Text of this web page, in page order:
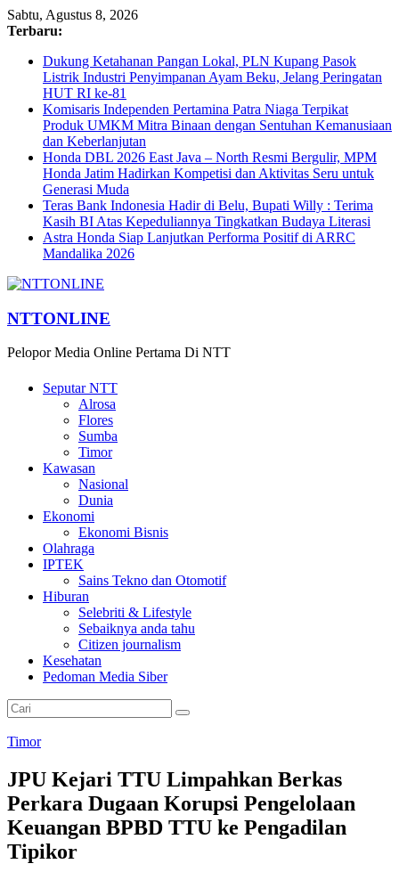
Sabtu, Agustus 8, 2026
Terbaru:
Dukung Ketahanan Pangan Lokal, PLN Kupang Pasok
Listrik Industri Penyimpanan Ayam Beku, Jelang Peringatan
HUT RI ke-81
Komisaris Independen Pertamina Patra Niaga Terpikat
Produk UMKM Mitra Binaan dengan Sentuhan Kemanusiaan
dan Keberlanjutan
Honda DBL 2026 East Java – North Resmi Bergulir, MPM
Honda Jatim Hadirkan Kompetisi dan Aktivitas Seru untuk
Generasi Muda
Teras Bank Indonesia Hadir di Belu, Bupati Willy : Terima
Kasih BI Atas Kepeduliannya Tingkatkan Budaya Literasi
Astra Honda Siap Lanjutkan Performa Positif di ARRC
Mandalika 2026
NTTONLINE
Pelopor Media Online Pertama Di NTT
Seputar NTT
Alrosa
Flores
Sumba
Timor
Kawasan
Nasional
Dunia
Ekonomi
Ekonomi Bisnis
Olahraga
IPTEK
Sains Tekno dan Otomotif
Hiburan
Selebriti & Lifestyle
Sebaiknya anda tahu
Citizen journalism
Kesehatan
Pedoman Media Siber
Timor
JPU Kejari TTU Limpahkan Berkas
Perkara Dugaan Korupsi Pengelolaan
Keuangan BPBD TTU ke Pengadilan
Tipikor